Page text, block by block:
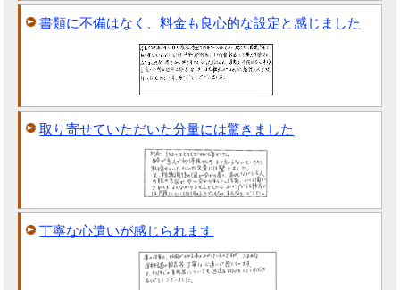
書類に不備はなく、料金も良心的な設定と感じました
取り寄せていただいた分量には驚きました
丁寧な心遣いが感じられます